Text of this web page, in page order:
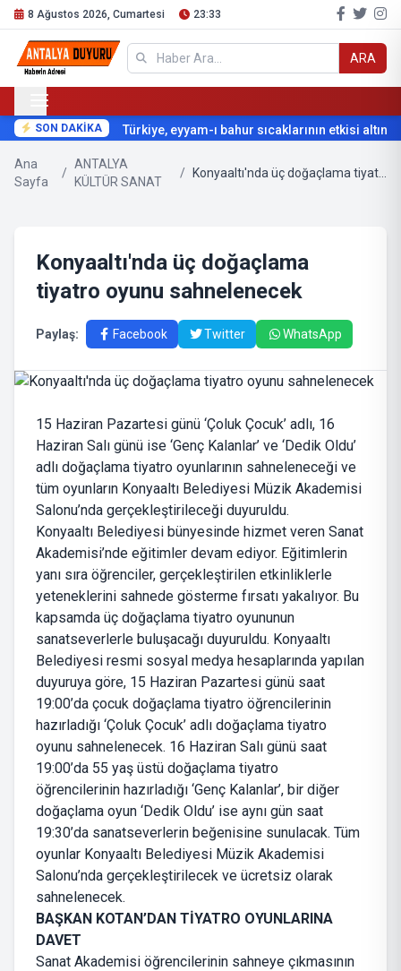
8 Ağustos 2026, Cumartesi 23:33
ARA
SON DAKİKA Türkiye, eyyam-ı bahur sıcaklarının etkisi altına
Ana
Sayfa
/
ANTALYA
KÜLTÜR SANAT
/ Konyaaltı'nda üç doğaçlama tiyatro oyunu sahnelenecek
Konyaaltı'nda üç doğaçlama
tiyatro oyunu sahnelenecek
Paylaş: Facebook Twitter WhatsApp
15 Haziran Pazartesi günü ‘Çoluk Çocuk’ adlı, 16
Haziran Salı günü ise ‘Genç Kalanlar’ ve ‘Dedik Oldu’
adlı doğaçlama tiyatro oyunlarının sahneleneceği ve
tüm oyunların Konyaaltı Belediyesi Müzik Akademisi
Salonu’nda gerçekleştirileceği duyuruldu.
Konyaaltı Belediyesi bünyesinde hizmet veren Sanat
Akademisi’nde eğitimler devam ediyor. Eğitimlerin
yanı sıra öğrenciler, gerçekleştirilen etkinliklerle
yeteneklerini sahnede gösterme fırsatı yakalıyor. Bu
kapsamda üç doğaçlama tiyatro oyununun
sanatseverlerle buluşacağı duyuruldu. Konyaaltı
Belediyesi resmi sosyal medya hesaplarında yapılan
duyuruya göre, 15 Haziran Pazartesi günü saat
19:00’da çocuk doğaçlama tiyatro öğrencilerinin
hazırladığı ‘Çoluk Çocuk’ adlı doğaçlama tiyatro
oyunu sahnelenecek. 16 Haziran Salı günü saat
19:00’da 55 yaş üstü doğaçlama tiyatro
öğrencilerinin hazırladığı ‘Genç Kalanlar’, bir diğer
doğaçlama oyun ‘Dedik Oldu’ ise aynı gün saat
19:30’da sanatseverlerin beğenisine sunulacak. Tüm
oyunlar Konyaaltı Belediyesi Müzik Akademisi
Salonu’nda gerçekleştirilecek ve ücretsiz olarak
sahnelenecek.
BAŞKAN KOTAN’DAN TİYATRO OYUNLARINA
DAVET
Sanat Akademisi öğrencilerinin sahneye çıkmasının